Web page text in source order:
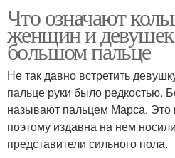
Что означают
женщин и
большом пальце
Не так давно встретить
пальце руки было редкостью.
называют пальцем Марса. Это
поэтому издавна на нем
представители сильного пола.